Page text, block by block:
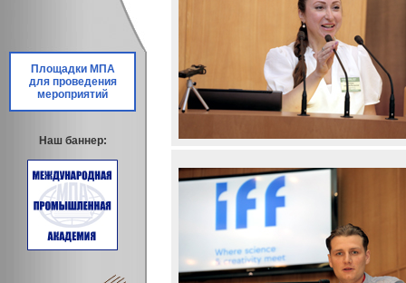
Площадки МПА
для проведения
мероприятий
Наш баннер: